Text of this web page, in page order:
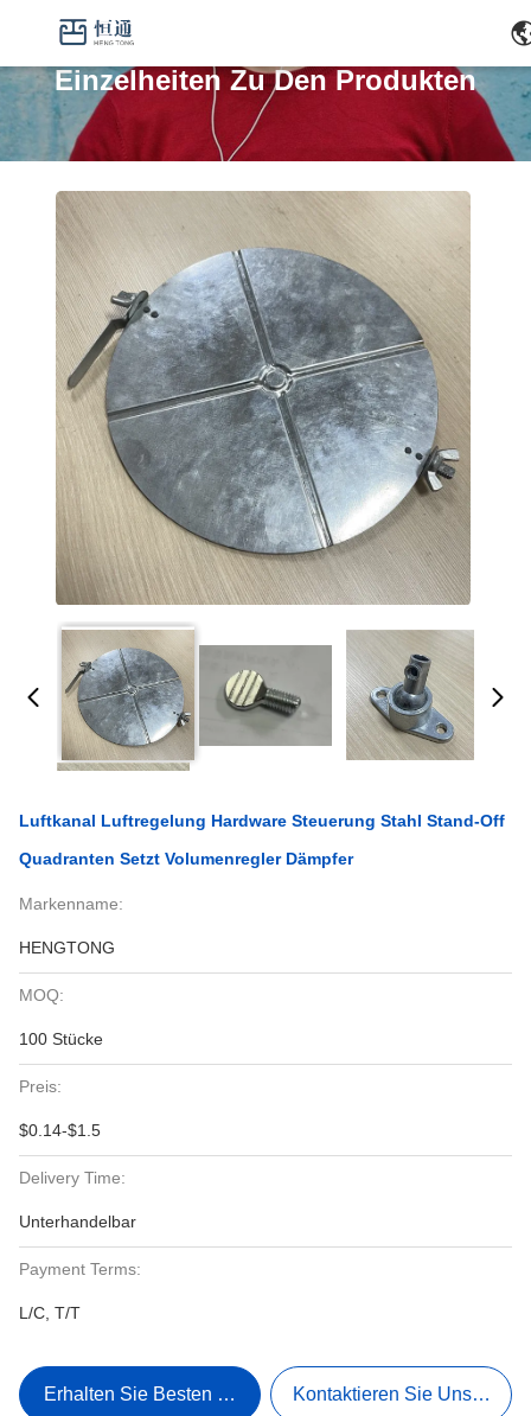
Einzelheiten Zu Den Produkten
Luftkanal Luftregelung Hardware Steuerung Stahl Stand-Off
Quadranten Setzt Volumenregler Dämpfer
Markenname:
HENGTONG
MOQ:
100 Stücke
Preis:
$0.14-$1.5
Delivery Time:
Unterhandelbar
Payment Terms:
L/C, T/T
Erhalten Sie Besten Preis Kontaktieren Sie Uns Jetzt